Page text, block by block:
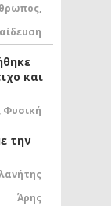
,
και
, Φυσική
την
Άρης